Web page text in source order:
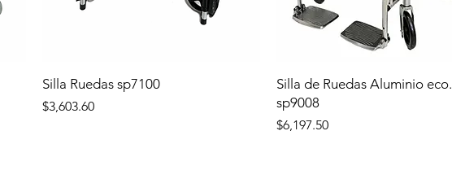
Silla Ruedas sp7100
Precio
$3,603.60
Silla de Ruedas Aluminio eco.
sp9008
Precio
$6,197.50